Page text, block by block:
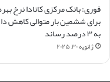
فوری: بانک مرکزی کانادا نرخ
برای ششمین بار متوالی کاهش
به ۳ درصد رساند
ژانویه ۳۰, ۲۰۲۵